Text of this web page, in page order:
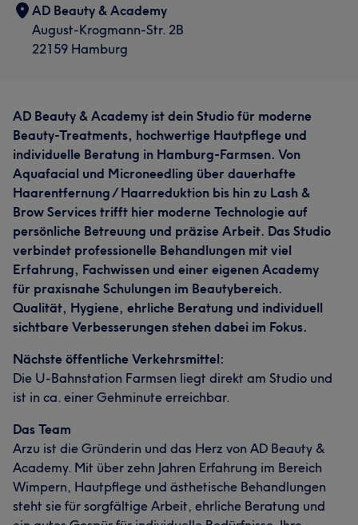
AD Beauty & Academy
August-Krogmann-Str. 2B
22159 Hamburg
AD Beauty & Academy ist dein Studio für moderne
Beauty-Treatments, hochwertige Hautpflege und
individuelle Beratung in Hamburg-Farmsen. Von
Aquafacial und Microneedling über dauerhafte
Haarentfernung / Haarreduktion bis hin zu Lash &
Brow Services trifft hier moderne Technologie auf
persönliche Betreuung und präzise Arbeit. Das Studio
verbindet professionelle Behandlungen mit viel
Erfahrung, Fachwissen und einer eigenen Academy
für praxisnahe Schulungen im Beautybereich.
Qualität, Hygiene, ehrliche Beratung und individuell
sichtbare Verbesserungen stehen dabei im Fokus.
Nächste öffentliche Verkehrsmittel:
Die U-Bahnstation Farmsen liegt direkt am Studio und
ist in ca. einer Gehminute erreichbar.
Das Team
Arzu ist die Gründerin und das Herz von AD Beauty &
Academy. Mit über zehn Jahren Erfahrung im Bereich
Wimpern, Hautpflege und ästhetische Behandlungen
steht sie für sorgfältige Arbeit, ehrliche Beratung und